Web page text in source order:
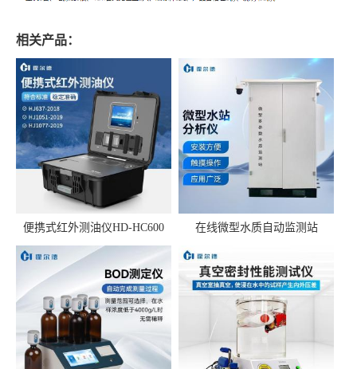
相关产品：
便携式红外测油仪HD-HC600 在线微型水质自动监测站